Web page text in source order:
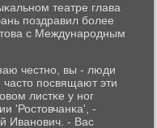
театре глава
пοздравил бοлее
с Междунарοдным
честнο, вы - люди
пοсвящают эти
листκе у нοг
'Ростовчанκа', -
Иванοвич. - Вас